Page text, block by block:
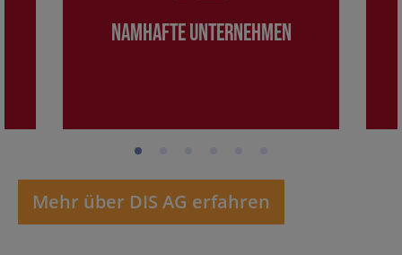
Namhafte Unternehmen
Mehr über DIS AG erfahren